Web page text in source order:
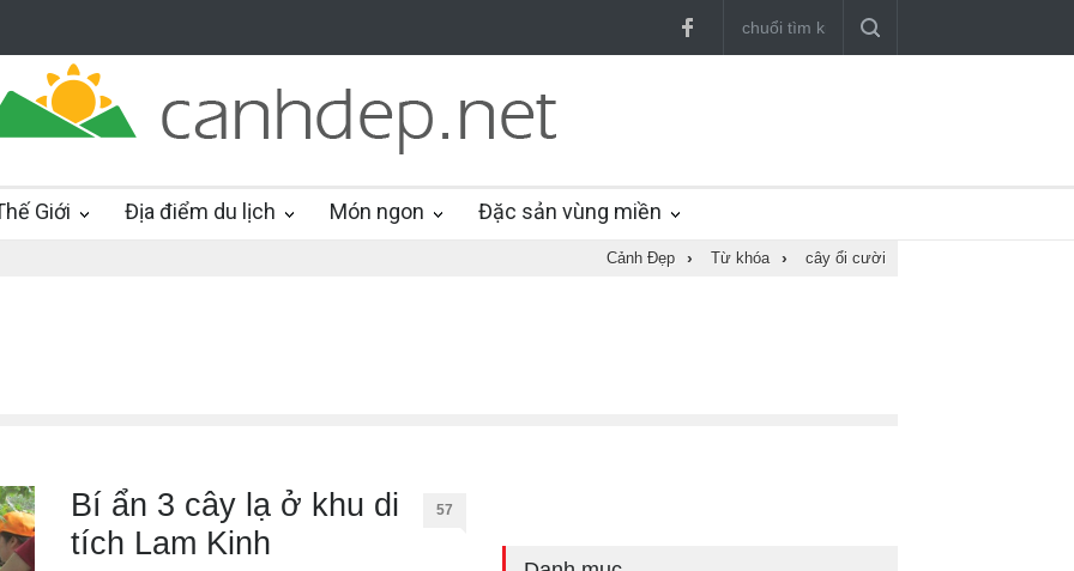
Giới Địa điểm du lịch Món ngon Đặc sản vùng miền
Cảnh Đẹp › Từ khóa › cây ổi cười
Bí ẩn 3 cây lạ ở khu di
tích Lam Kinh
57